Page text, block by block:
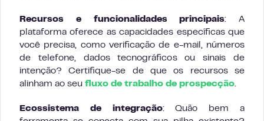
Recursos e funcionalidades principais: A
plataforma oferece as capacidades específicas que
você precisa, como verificação de e-mail, números
de telefone, dados tecnográficos ou sinais de
intenção? Certifique-se de que os recursos se
alinham ao seu fluxo de trabalho de prospecção.
Ecossistema de integração: Quão bem a